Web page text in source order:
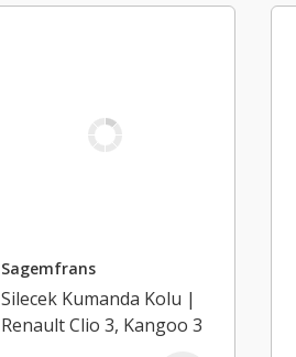
Sagemfrans
Silecek Kumanda Kolu |
Renault Clio 3, Kangoo 3